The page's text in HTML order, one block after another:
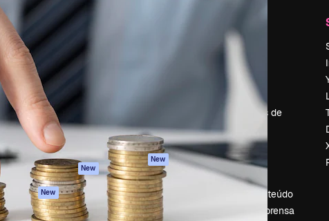
Produtos
Spaces
Assistente de IA
Gerador de
imagens
Gerador de vídeos
Texto para voz
Conteúdo de stock
MCP para
Claude/ChatGPT
New
Agentes New
API
Política de
privacidade
Originais New
Política de cookies
Central de
confiabilidade
Preços
Sobre nós
Reviews
Emprego
Tendências de
pesquisa
Blog
Eventos
Slidesgo
Vender conteúdo
Sala de imprensa